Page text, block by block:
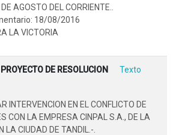
AGOSTO DEL CORRIENTE..
18/08/2016
LA VICTORIA
PROYECTO DE RESOLUCION
Texto
INTERVENCION EN EL CONFLICTO DE
CON LA EMPRESA CINPAL S.A., DE LA
LA CIUDAD DE TANDIL.-.